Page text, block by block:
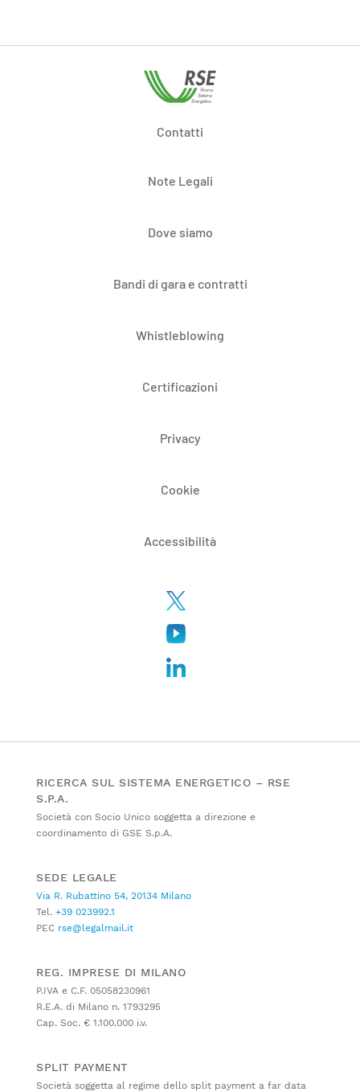
Contatti
Note Legali
Dove siamo
Bandi di gara e contratti
Whistleblowing
Certificazioni
Privacy
Cookie
Accessibilità
RICERCA SUL SISTEMA ENERGETICO – RSE
S.P.A.
Società con Socio Unico soggetta a direzione e
coordinamento di GSE S.p.A.
SEDE LEGALE
Via R. Rubattino 54, 20134 Milano
Tel. +39 023992.1
PEC rse@legalmail.it
REG. IMPRESE DI MILANO
P.IVA e C.F. 05058230961
R.E.A. di Milano n. 1793295
Cap. Soc. € 1.100.000 i.v.
SPLIT PAYMENT
Società soggetta al regime dello split payment a far data